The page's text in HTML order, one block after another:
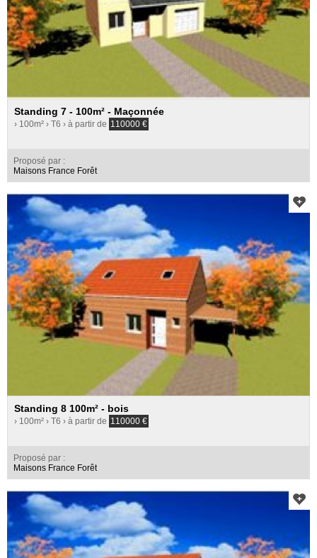
Standing 7 - 100m² - Maçonnée
› 100m² › T6 › à partir de 110000 €
Proposé par :
Maisons France Forêt
Standing 8 100m² - bois
› 100m² › T6 › à partir de 110000 €
Proposé par :
Maisons France Forêt